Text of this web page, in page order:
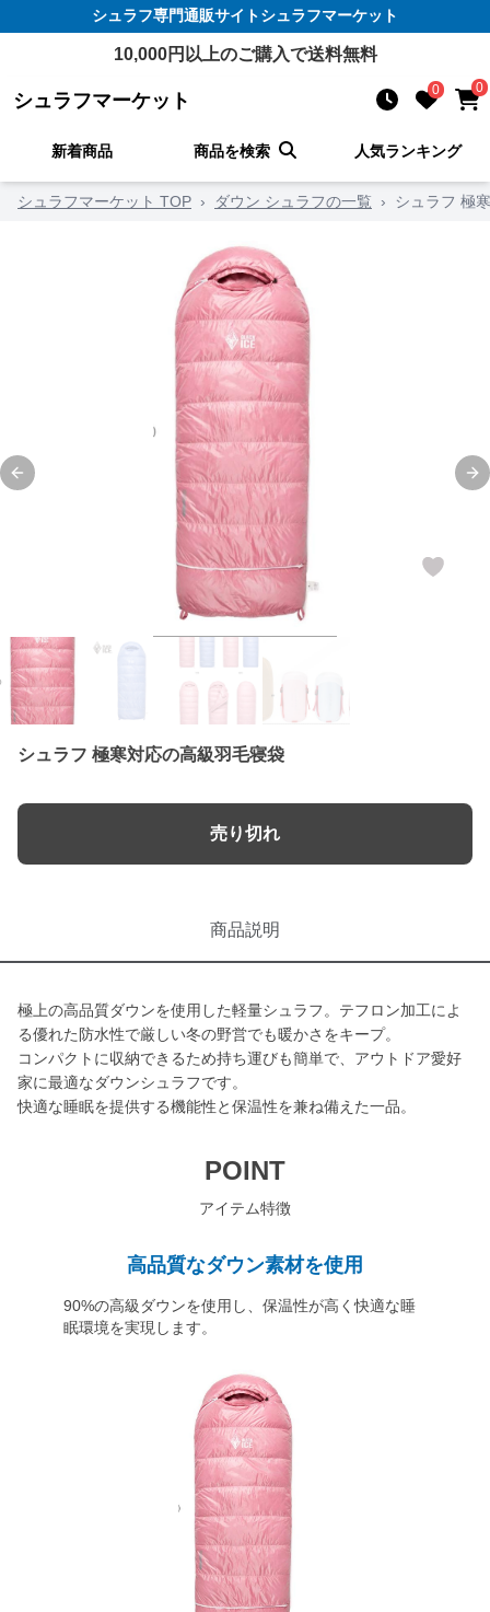
シュラフ専門通販サイトシュラフマーケット
10,000円以上のご購入で送料無料
シュラフマーケット 0 0
新着商品 商品を検索 人気ランキング
シュラフマーケット TOP › ダウン シュラフの一覧 › シュラフ 極
Previous slide
シュラフ 極寒対応の高級羽毛寝袋
売り切れ
商品説明
極上の高品質ダウンを使用した軽量シュラフ。テフロン加工によ
る優れた防水性で厳しい冬の野営でも暖かさをキープ。
コンパクトに収納できるため持ち運びも簡単で、アウトドア愛好
家に最適なダウンシュラフです。
快適な睡眠を提供する機能性と保温性を兼ね備えた一品。
POINT
アイテム特徴
高品質なダウン素材を使用
90%の高級ダウンを使用し、保温性が高く快適な睡
眠環境を実現します。